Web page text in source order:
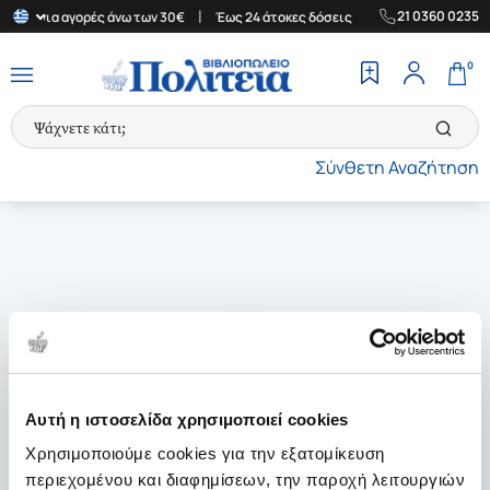
Αυτή η ιστοσελίδα χρησιμοποιεί cookies
Χρησιμοποιούμε cookies για την εξατομίκευση
περιεχομένου και διαφημίσεων, την παροχή λειτουργιών
για αγορές άνω των 30€ Έως 24 άτοκες δόσεις | Δωρεάν
21 0360 0235
Σύνθετη Αναζήτηση
0